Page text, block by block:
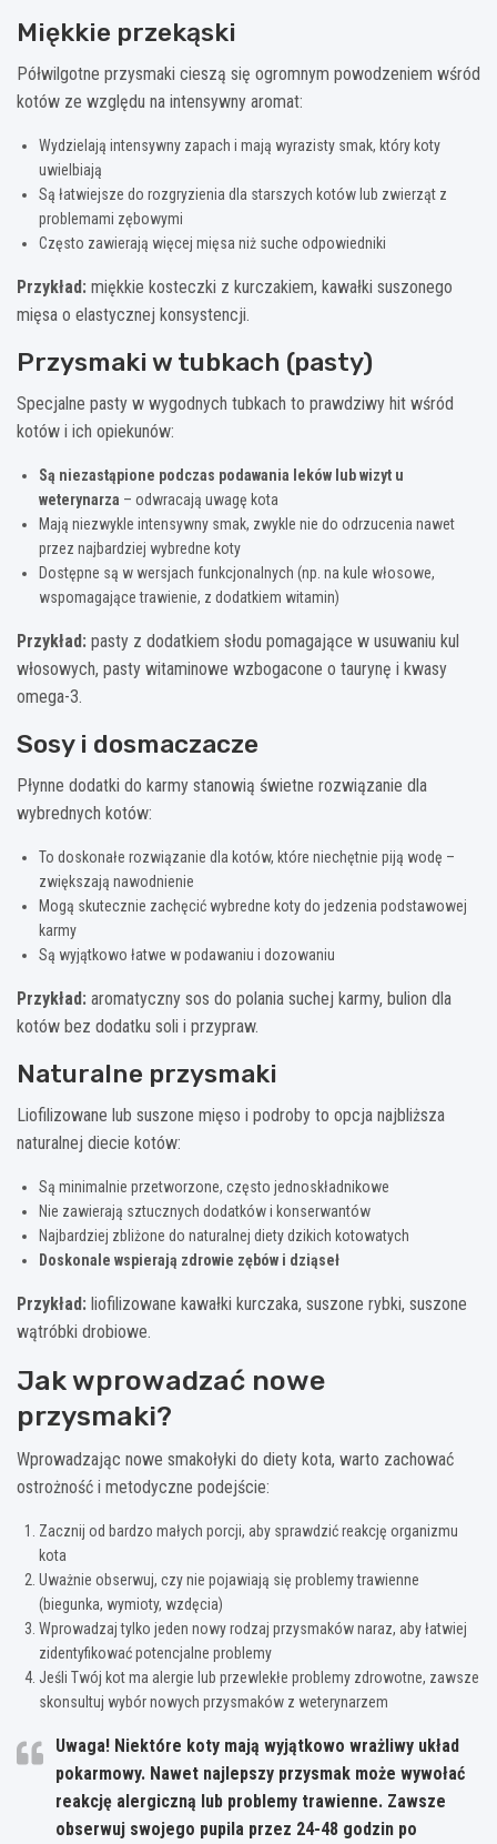
Miękkie przekąski
Półwilgotne przysmaki cieszą się ogromnym powodzeniem wśród
kotów ze względu na intensywny aromat:
Wydzielają intensywny zapach i mają wyrazisty smak, który koty
uwielbiają
Są łatwiejsze do rozgryzienia dla starszych kotów lub zwierząt z
problemami zębowymi
Często zawierają więcej mięsa niż suche odpowiedniki
Przykład: miękkie kosteczki z kurczakiem, kawałki suszonego
mięsa o elastycznej konsystencji.
Przysmaki w tubkach (pasty)
Specjalne pasty w wygodnych tubkach to prawdziwy hit wśród
kotów i ich opiekunów:
Są niezastąpione podczas podawania leków lub wizyt u
weterynarza – odwracają uwagę kota
Mają niezwykle intensywny smak, zwykle nie do odrzucenia nawet
przez najbardziej wybredne koty
Dostępne są w wersjach funkcjonalnych (np. na kule włosowe,
wspomagające trawienie, z dodatkiem witamin)
Przykład: pasty z dodatkiem słodu pomagające w usuwaniu kul
włosowych, pasty witaminowe wzbogacone o taurynę i kwasy
omega-3.
Sosy i dosmaczacze
Płynne dodatki do karmy stanowią świetne rozwiązanie dla
wybrednych kotów:
To doskonałe rozwiązanie dla kotów, które niechętnie piją wodę –
zwiększają nawodnienie
Mogą skutecznie zachęcić wybredne koty do jedzenia podstawowej
karmy
Są wyjątkowo łatwe w podawaniu i dozowaniu
Przykład: aromatyczny sos do polania suchej karmy, bulion dla
kotów bez dodatku soli i przypraw.
Naturalne przysmaki
Liofilizowane lub suszone mięso i podroby to opcja najbliższa
naturalnej diecie kotów:
Są minimalnie przetworzone, często jednoskładnikowe
Nie zawierają sztucznych dodatków i konserwantów
Najbardziej zbliżone do naturalnej diety dzikich kotowatych
Doskonale wspierają zdrowie zębów i dziąseł
Przykład: liofilizowane kawałki kurczaka, suszone rybki, suszone
wątróbki drobiowe.
Jak wprowadzać nowe
przysmaki?
Wprowadzając nowe smakołyki do diety kota, warto zachować
ostrożność i metodyczne podejście:
Zacznij od bardzo małych porcji, aby sprawdzić reakcję organizmu
kota
Uważnie obserwuj, czy nie pojawiają się problemy trawienne
(biegunka, wymioty, wzdęcia)
Wprowadzaj tylko jeden nowy rodzaj przysmaków naraz, aby łatwiej
zidentyfikować potencjalne problemy
Jeśli Twój kot ma alergie lub przewlekłe problemy zdrowotne, zawsze
skonsultuj wybór nowych przysmaków z weterynarzem
Uwaga! Niektóre koty mają wyjątkowo wrażliwy układ
pokarmowy. Nawet najlepszy przysmak może wywołać
reakcję alergiczną lub problemy trawienne. Zawsze
obserwuj swojego pupila przez 24-48 godzin po